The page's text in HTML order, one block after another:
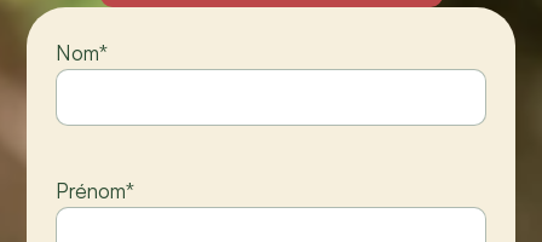
Nom*
Prénom*